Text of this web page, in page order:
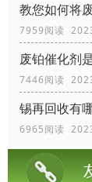
教您如何将
7959阅读
废铂催化剂
7446阅读
锡再回收有
6965阅读